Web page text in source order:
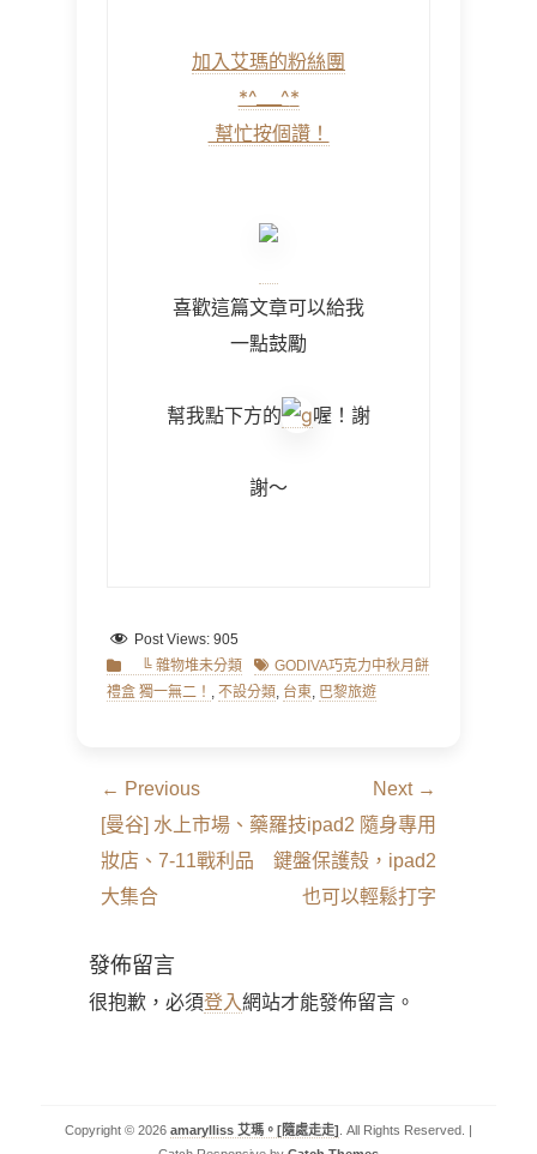
加入艾瑪的粉絲團
*^___^*
幫忙按個讚！
喜歡這篇文章可以給我
一點鼓勵
幫我點下方的 喔！謝
謝～
Post Views: 905
Categories
╚ 雜物堆未分類 TagsGODIVA巧克力中秋月餅
禮盒 獨一無二！ , 不設分類, 台東, 巴黎旅遊
文
章
導
覽
← Previous
Previous
post:
[曼谷] 水上市場、藥
妝店、7-11戰利品
大集合
Next →
Next
post:
羅技ipad2 隨身專用
鍵盤保護殼，ipad2
也可以輕鬆打字
發佈留言
很抱歉，必須登入網站才能發佈留言。
Copyright © 2026 amarylliss 艾瑪。[隨處走走] . All Rights Reserved. |